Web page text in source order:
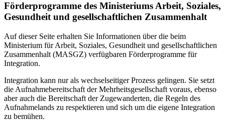
Förderprogramme des Ministeriums Arbeit, Soziales,
Gesundheit und gesellschaftlichen Zusammenhalt
Auf dieser Seite erhalten Sie Informationen über die beim
Ministerium für Arbeit, Soziales, Gesundheit und gesellschaftlichen
Zusammenhalt (MASGZ) verfügbaren Förderprogramme für
Integration.
Integration kann nur als wechselseitiger Prozess gelingen. Sie setzt
die Aufnahmebereitschaft der Mehrheitsgesellschaft voraus, ebenso
aber auch die Bereitschaft der Zugewanderten, die Regeln des
Aufnahmelands zu respektieren und sich um die eigene Integration
zu bemühen.